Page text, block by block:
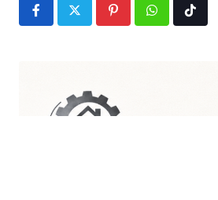
PinterestWhatsappTiktok